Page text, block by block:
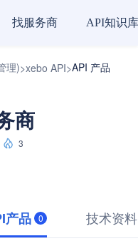
找服务商 API知识库
理)>xebo API>API 产品
商
3
产品 0 技术资料